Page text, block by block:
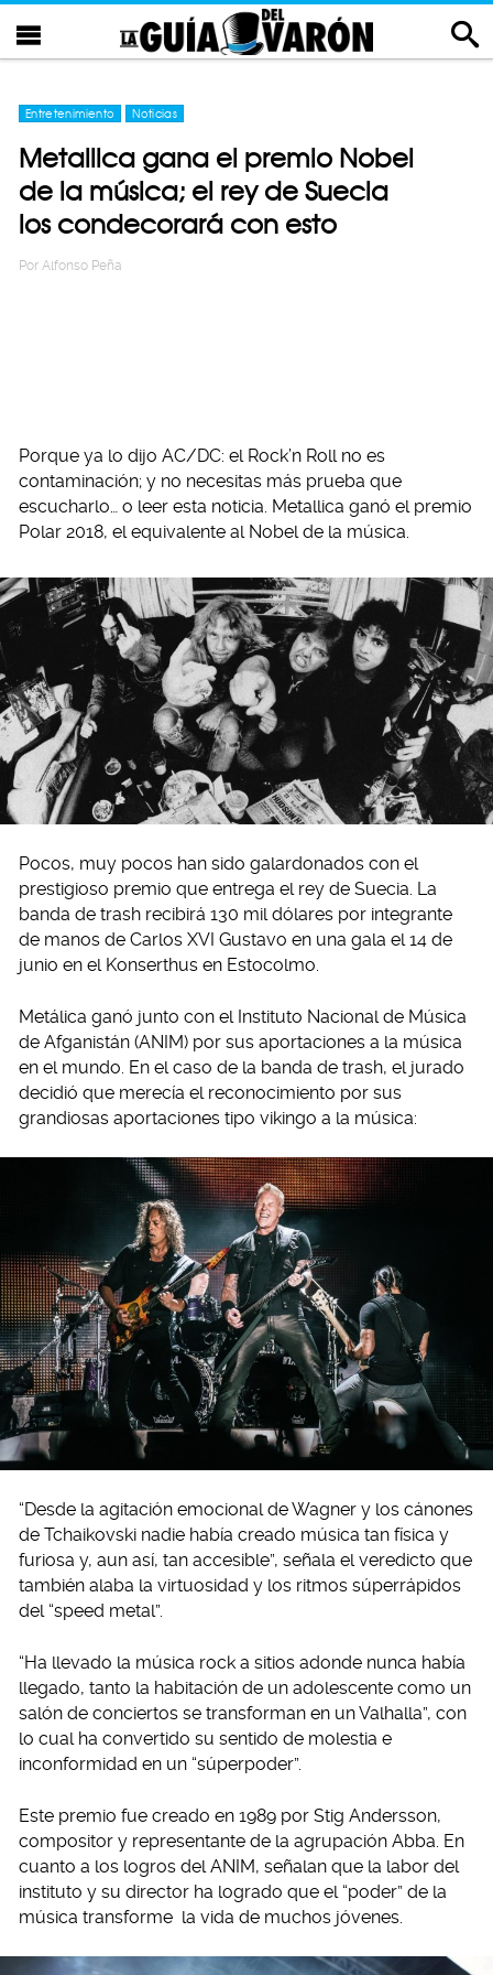
Entretenimiento Noticias
Metallica gana el premio Nobel
de la música; el rey de Suecia
los condecorará con esto
Por Alfonso Peña
Porque ya lo dijo AC/DC: el Rock’n Roll no es
contaminación; y no necesitas más prueba que
escucharlo… o leer esta noticia. Metallica ganó el premio
Polar 2018, el equivalente al Nobel de la música.
Pocos, muy pocos han sido galardonados con el
prestigioso premio que entrega el rey de Suecia. La
banda de trash recibirá 130 mil dólares por integrante
de manos de Carlos XVI Gustavo en una gala el 14 de
junio en el Konserthus en Estocolmo.
Metálica ganó junto con el Instituto Nacional de Música
de Afganistán (ANIM) por sus aportaciones a la música
en el mundo. En el caso de la banda de trash, el jurado
decidió que merecía el reconocimiento por sus
grandiosas aportaciones tipo vikingo a la música:
“Desde la agitación emocional de Wagner y los cánones
de Tchaikovski nadie había creado música tan física y
furiosa y, aun así, tan accesible”, señala el veredicto que
también alaba la virtuosidad y los ritmos súperrápidos
del “speed metal”.
“Ha llevado la música rock a sitios adonde nunca había
llegado, tanto la habitación de un adolescente como un
salón de conciertos se transforman en un Valhalla”, con
lo cual ha convertido su sentido de molestia e
inconformidad en un “súperpoder”.
Este premio fue creado en 1989 por Stig Andersson,
compositor y representante de la agrupación Abba. En
cuanto a los logros del ANIM, señalan que la labor del
instituto y su director ha logrado que el “poder” de la
música transforme la vida de muchos jóvenes.